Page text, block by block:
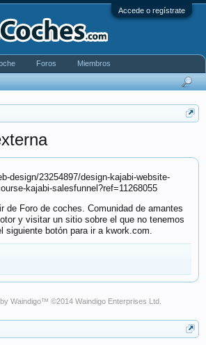
Accede o regístrate
design/23254897/design-kajabi-website-
kajabi-salesfunnel?ref=11268055
de Foro de coches. Comunidad de amantes
y visitar un sitio sobre el que no tenemos
siguiente botón para ir a kwork.com.
Waindigo™ ©2014 Waindigo Enterprises Ltd
Foros Miembros